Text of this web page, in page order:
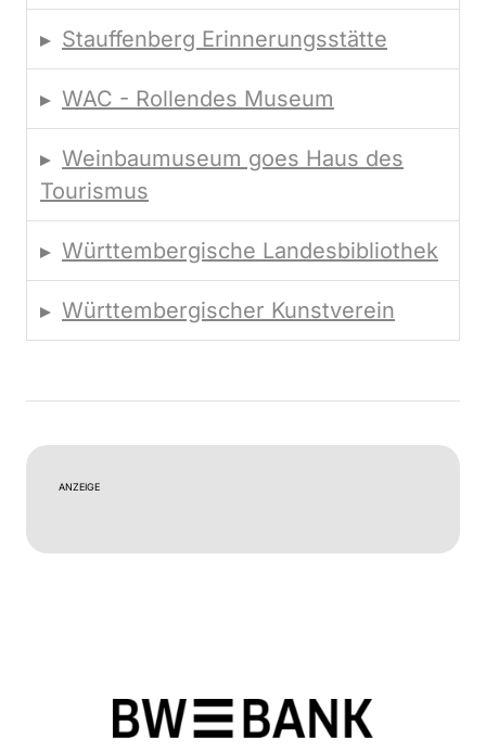
Stauffenberg Erinnerungsstätte
WAC - Rollendes Museum
Weinbaumuseum goes Haus des
Tourismus
Württembergische Landesbibliothek
Württembergischer Kunstverein
ANZEIGE